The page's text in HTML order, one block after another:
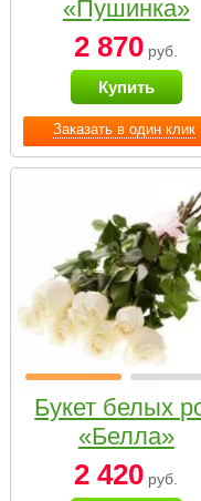
Заказать в один клик
«Пушинка»
2 870 руб.
Купить
Букет белых
«Белла»
2 420 руб.